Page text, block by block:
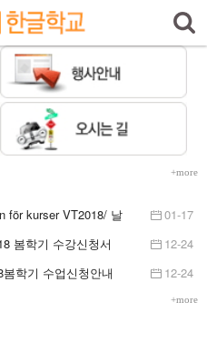
+more
för kurser VT2018/ 날
01-17
봄학기 수강신청서
12-24
학기 수업신청안내
12-24
되었습니다.
12-20
+more